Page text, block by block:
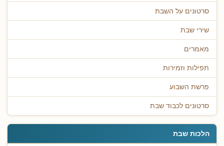
סרטונים על השבת
שירי שבת
מאמרים
תפילות וזמירות
פרשת השבוע
סרטונים לכבוד שבת
הלכות שבת